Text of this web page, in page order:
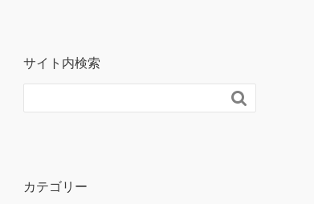
サイト内検索

カテゴリー